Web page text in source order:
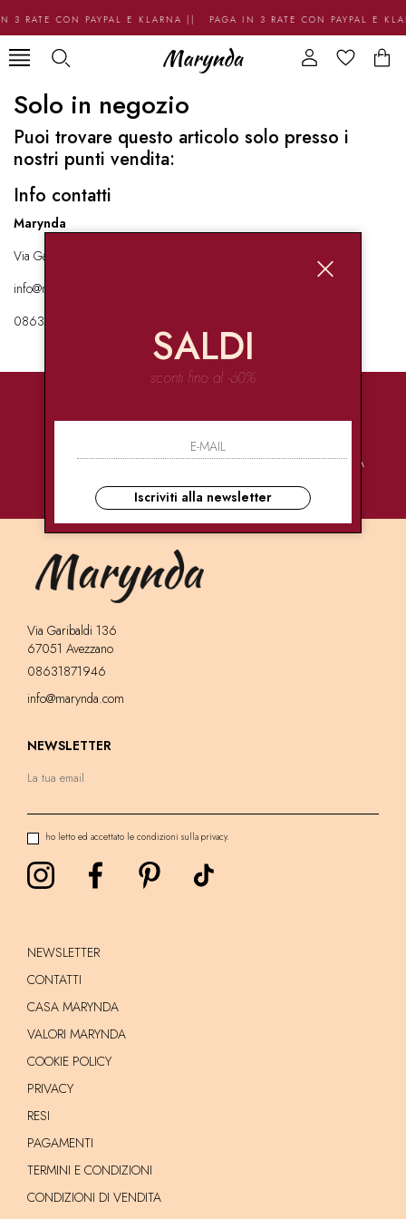
3 RATE CON PAYPAL E KLARNA || PAGA IN 3 RATE CON PAYPAL E
Solo in negozio
Puoi trovare questo articolo solo presso i
nostri punti vendita:
Info contatti
Marynda
Via Garibaldi 136 67051 Avezzano
info@marynda.com
08631871946
PAGAMENTI
CONSEGNE
ULTRA RAPIDE
ASSISTENZA
Via Garibaldi 136
67051 Avezzano
08631871946
info@marynda.com
NEWSLETTER
ho letto ed accettato le condizioni sulla privacy.
NEWSLETTER
CONTATTI
CASA MARYNDA
VALORI MARYNDA
COOKIE POLICY
PRIVACY
RESI
PAGAMENTI
TERMINI E CONDIZIONI
CONDIZIONI DI VENDITA
SALDI
sconti fino al -60%
Iscriviti alla newsletter